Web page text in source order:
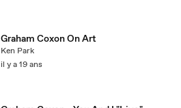
Graham Coxon On Art
Ken Park
il y a 19 ans